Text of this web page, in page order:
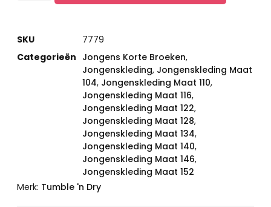
SKU
7779
Categorieën Jongens Korte Broeken,
Jongenskleding, Jongenskleding Maat
104, Jongenskleding Maat 110,
Jongenskleding Maat 116,
Jongenskleding Maat 122,
Jongenskleding Maat 128,
Jongenskleding Maat 134,
Jongenskleding Maat 140,
Jongenskleding Maat 146,
Jongenskleding Maat 152
Merk: Tumble 'n Dry